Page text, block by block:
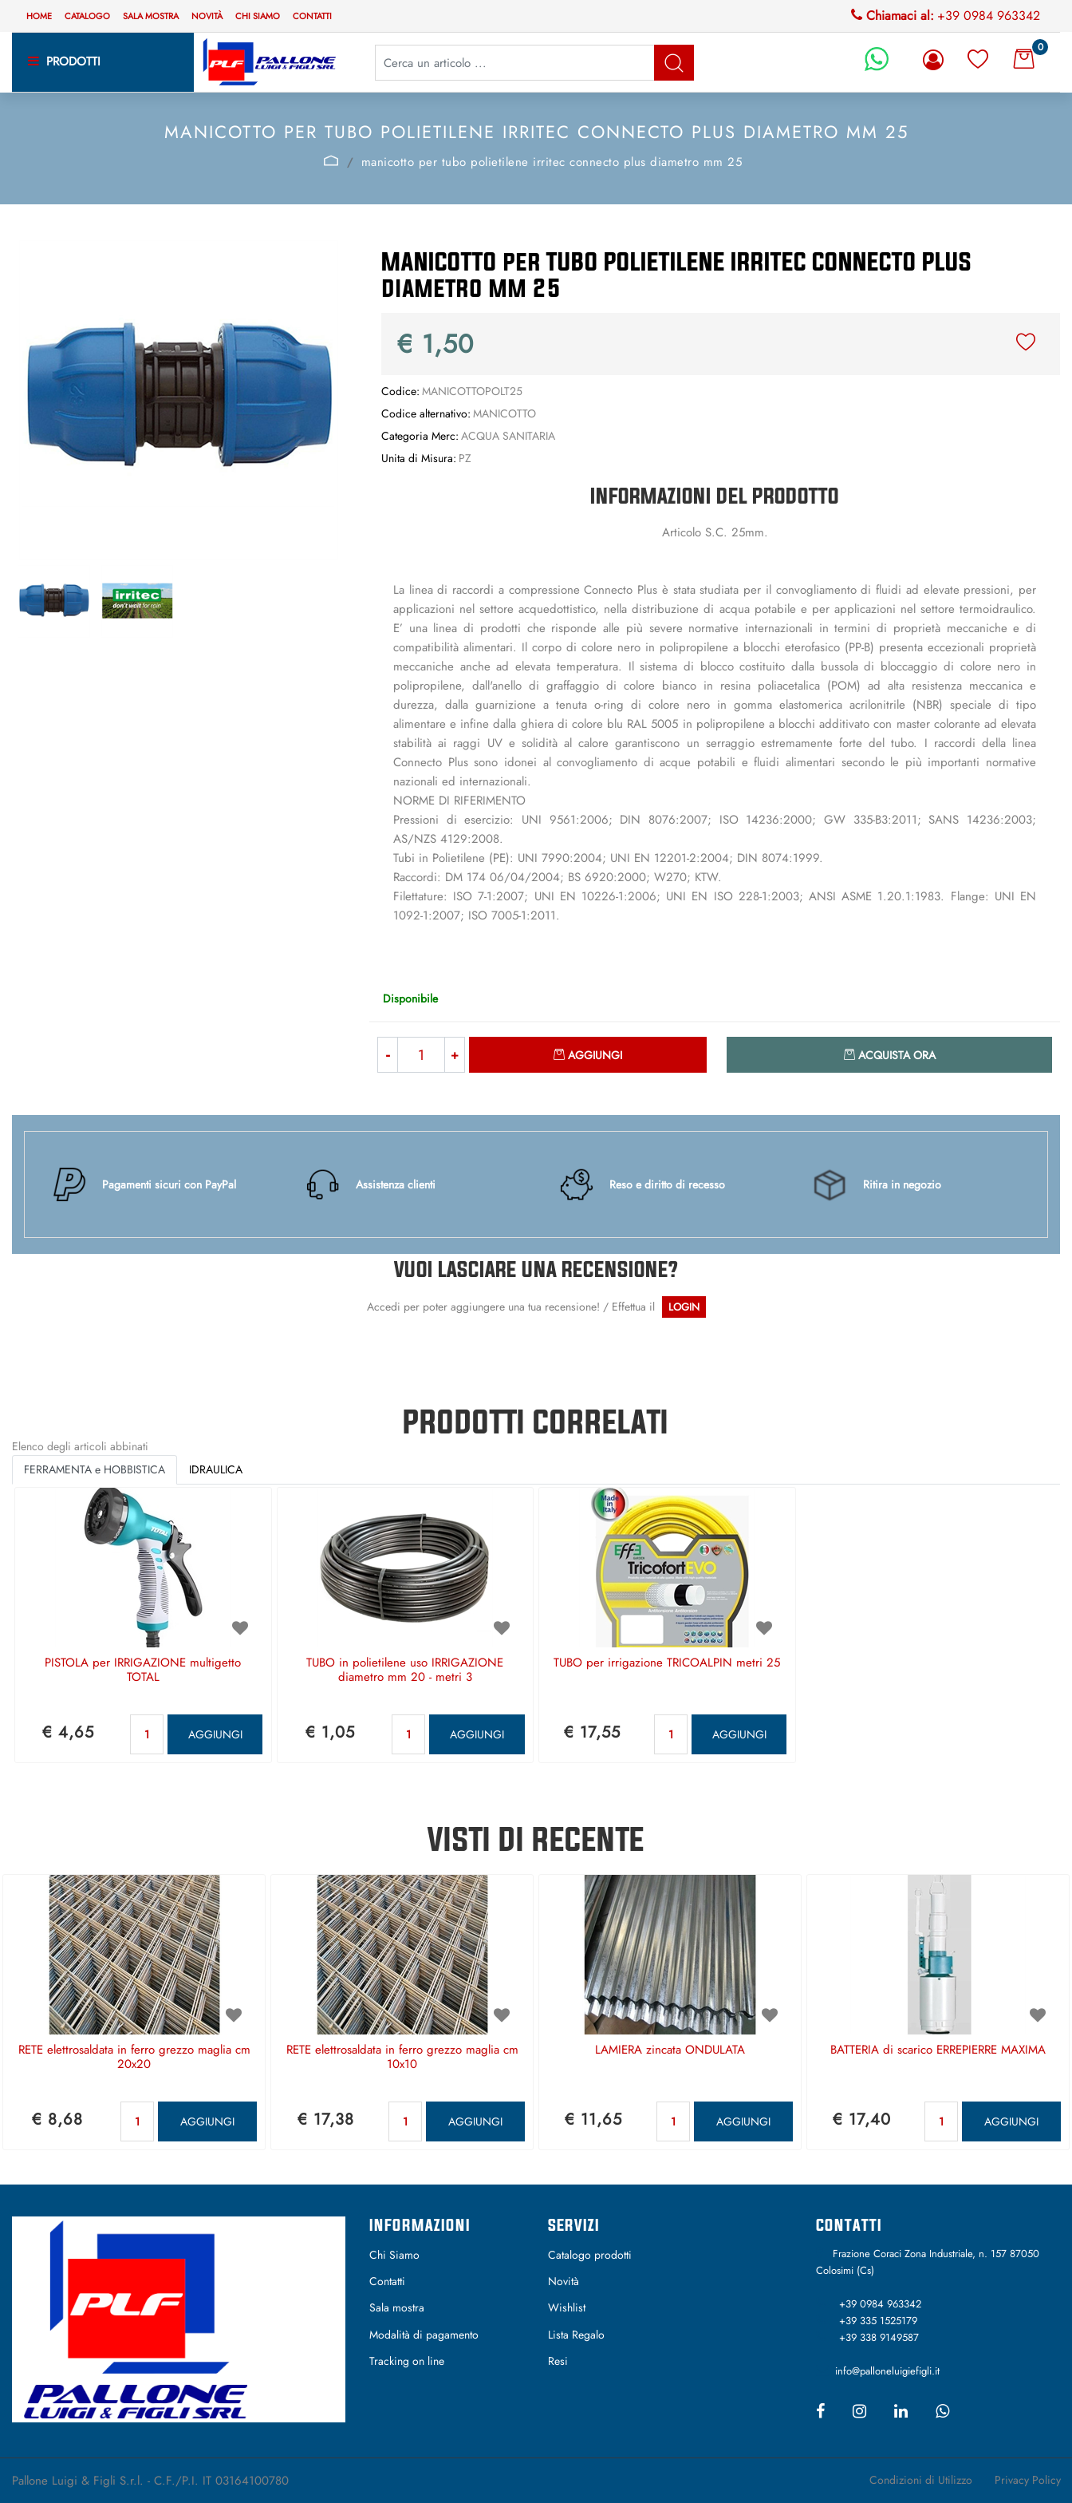
HOME CATALOGO SALA MOSTRA NOVITÀ CHI SIAMO CONTATTI Chiamaci al: +39 0984 963342
PRODOTTI
La modifica di un filtro aggiorna automaticamente gli altri filtri disponibili. 0
MANICOTTO PER TUBO POLIETILENE IRRITEC CONNECTO PLUS DIAMETRO MM 25
manicotto per tubo polietilene irritec connecto plus diametro mm 25
MANICOTTO per TUBO POLIETILENE IRRITEC CONNECTO PLUS
diametro mm 25
€ 1,50
Codice: MANICOTTOPOLT25
Codice alternativo: MANICOTTO
Categoria Merc: ACQUA SANITARIA
Unita di Misura: PZ
INFORMAZIONI DEL PRODOTTO
Articolo S.C. 25mm.
La linea di raccordi a compressione Connecto Plus è stata studiata per il convogliamento di fluidi ad elevate pressioni, per
applicazioni nel settore acquedottistico, nella distribuzione di acqua potabile e per applicazioni nel settore termoidraulico.
E’ una linea di prodotti che risponde alle più severe normative internazionali in termini di proprietà meccaniche e di
compatibilità alimentari. Il corpo di colore nero in polipropilene a blocchi eterofasico (PP-B) presenta eccezionali proprietà
meccaniche anche ad elevata temperatura. Il sistema di blocco costituito dalla bussola di bloccaggio di colore nero in
polipropilene, dall'anello di graffaggio di colore bianco in resina poliacetalica (POM) ad alta resistenza meccanica e
durezza, dalla guarnizione a tenuta o-ring di colore nero in gomma elastomerica acrilonitrile (NBR) speciale di tipo
alimentare e infine dalla ghiera di colore blu RAL 5005 in polipropilene a blocchi additivato con master colorante ad elevata
stabilità ai raggi UV e solidità al calore garantiscono un serraggio estremamente forte del tubo. I raccordi della linea
Connecto Plus sono idonei al convogliamento di acque potabili e fluidi alimentari secondo le più importanti normative
nazionali ed internazionali.
NORME DI RIFERIMENTO
Pressioni di esercizio: UNI 9561:2006; DIN 8076:2007; ISO 14236:2000; GW 335-B3:2011; SANS 14236:2003;
AS/NZS 4129:2008.
Tubi in Polietilene (PE): UNI 7990:2004; UNI EN 12201-2:2004; DIN 8074:1999.
Raccordi: DM 174 06/04/2004; BS 6920:2000; W270; KTW.
Filettature: ISO 7-1:2007; UNI EN 10226-1:2006; UNI EN ISO 228-1:2003; ANSI ASME 1.20.1:1983. Flange: UNI EN
1092-1:2007; ISO 7005-1:2011.
Disponibile
AGGIUNGI ACQUISTA ORA
Pagamenti sicuri con PayPal Assistenza clienti Reso e diritto di recesso Ritira in negozio
VUOI LASCIARE UNA RECENSIONE?
Accedi per poter aggiungere una tua recensione! / Effettua il LOGIN
PRODOTTI CORRELATI
Elenco degli articoli abbinati
FERRAMENTA e HOBBISTICA
IDRAULICA
PISTOLA per IRRIGAZIONE multigetto
TOTAL
€ 4,65 AGGIUNGI
TUBO in polietilene uso IRRIGAZIONE
diametro mm 20 - metri 3
€ 1,05 AGGIUNGI
TUBO per irrigazione TRICOALPIN metri 25
€ 17,55 AGGIUNGI
VISTI DI RECENTE
RETE elettrosaldata in ferro grezzo maglia cm
20x20
€ 8,68 AGGIUNGI
RETE elettrosaldata in ferro grezzo maglia cm
10x10
€ 17,38 AGGIUNGI
LAMIERA zincata ONDULATA
€ 11,65 AGGIUNGI
BATTERIA di scarico ERREPIERRE MAXIMA
€ 17,40 AGGIUNGI
INFORMAZIONI
Chi Siamo
Contatti
Sala mostra
Modalità di pagamento
Tracking on line
SERVIZI
Catalogo prodotti
Novità
Wishlist
Lista Regalo
Resi
CONTATTI
Frazione Coraci Zona Industriale, n. 157 87050
Colosimi (Cs)
+39 0984 963342
+39 335 1525179
+39 338 9149587
info@palloneluigiefigli.it
Pallone Luigi & Figli S.r.l. - C.F./P.I. IT 03164100780 Condizioni di Utilizzo Privacy Policy